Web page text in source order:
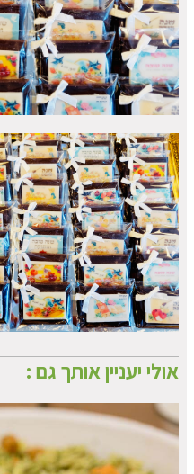
אולי יעניין אותך גם :